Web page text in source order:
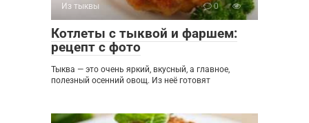
Из тыквы 0
Котлеты с тыквой и фаршем:
рецепт с фото
Тыква — это очень яркий, вкусный, а главное,
полезный осенний овощ. Из неё готовят